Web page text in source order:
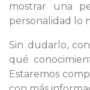
mostrar una
personalidad lo
Sin dudarlo,
qué
Estaremos